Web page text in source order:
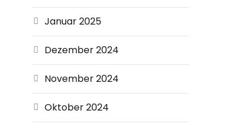
Januar 2025
Dezember 2024
November 2024
Oktober 2024